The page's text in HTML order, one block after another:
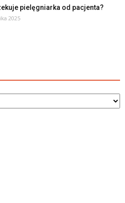
pielęgniarka od pacjenta?
2025